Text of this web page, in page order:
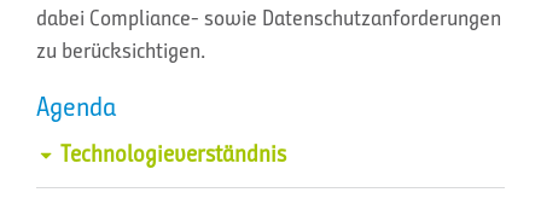
dabei Compliance- sowie Datenschutzanforderungen
zu berücksichtigen.
Agenda
Technologieverständnis